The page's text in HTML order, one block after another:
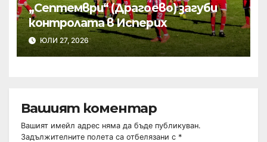
„Септември“ (Драгоево) загуби
контролата в Исперих
ЮЛИ 27, 2026
Вашият коментар
Вашият имейл адрес няма да бъде публикуван.
Задължителните полета са отбелязани с *